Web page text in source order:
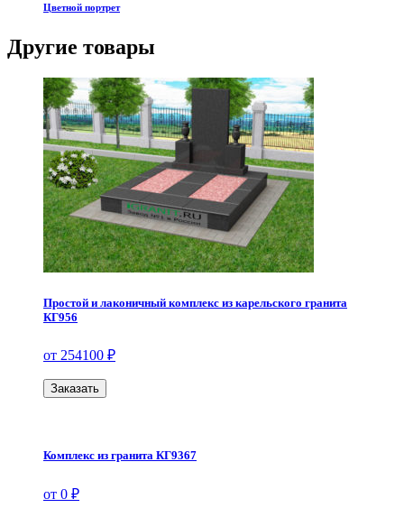
Цветной портрет
Другие товары
Простой и лаконичный комплекс из карельского гранита
КГ956
от 254100 ₽
Заказать
Комплекс из гранита КГ9367
от 0 ₽